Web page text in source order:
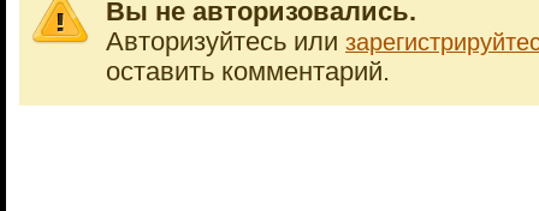
Вы не авторизовались.
Авторизуйтесь или
оставить комментарий.